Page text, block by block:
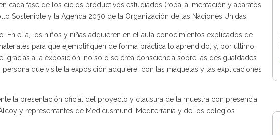
cada fase de los ciclos productivos estudiados (ropa, alimentación y aparatos
Sostenible y la Agenda 2030 de la Organización de las Naciones Unidas.
En ella, los niños y niñas adquieren en el aula conocimientos explicados de
para que ejemplifiquen de forma práctica lo aprendido; y, por último,
gracias a la exposición, no solo se crea consciencia sobre las desigualdades
que visite la exposición adquiere, con las maquetas y las explicaciones
la presentación oficial del proyecto y clausura de la muestra con presencia
y representantes de Medicusmundi Mediterrània y de los colegios